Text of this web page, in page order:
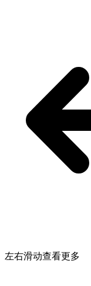
左右滑动查看更多